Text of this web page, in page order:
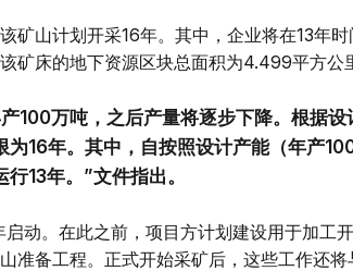
矿山计划开采16年。其中，企业将在13年
矿床的地下资源区块总面积为4.499平方公
100万吨，之后产量将逐步下降。根据设
为16年。其中，自按照设计产能（年产
13年。”文件指出。
动。在此之前，项目方计划建设用于加工
准备工程。正式开始采矿后，这些工作还